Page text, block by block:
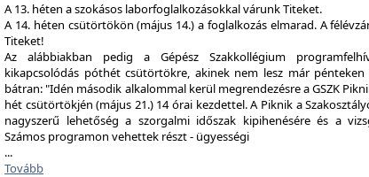
A 13. héten a szokásos laborfoglalkozásokkal várunk Titeket.
A 14. héten csütörtökön (május 14.) a foglalkozás elmarad. A
Titeket!
Az alábbiakban pedig a Gépész Szakkollégium
kikapcsolódás póthét csütörtökre, akinek nem lesz már
bátran: "Idén második alkalommal kerül megrendezésre a GSZK
hét csütörtökjén (május 21.) 14 órai kezdettel. A Piknik a
nagyszerű lehetőség a szorgalmi időszak kipihenésére és a
Számos programon vehettek részt - ügyességi
...
Tovább